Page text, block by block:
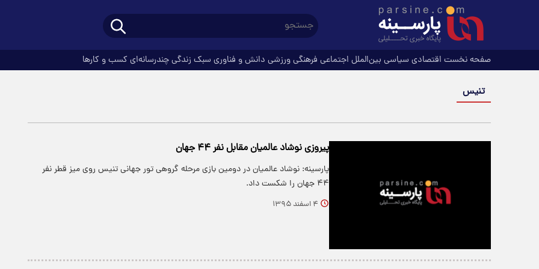
صفحه نخست اقتصادی سیاسی بین‌الملل اجتماعی فرهنگیورزشی دانش و فناوری سبک زندگیچندرسانه‌ای کسب و کارها
تنیس
پیروزی نوشاد عالمیان مقابل نفر ۴۴ جهان
پارسینه: نوشاد عالمیان در دومین بازی مرحله گروهی تور جهانی تنیس روی میز قطر نفر
۴۴ جهان را شکست داد.
۴ اسفند ۱۳۹۵